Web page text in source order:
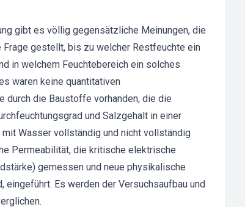
gibt es völlig gegensätzliche Meinungen, die
gestellt, bis zu welcher Restfeuchte ein
in welchem Feuchtebereich ein solches
waren keine quantitativen
durch die Baustoffe vorhanden, die die
und Salzgehalt in einer
Wasser vollständig und nicht vollständig
Permeabilität, die kritische elektrische
gemessen und neue physikalische
Es werden der Versuchsaufbau und